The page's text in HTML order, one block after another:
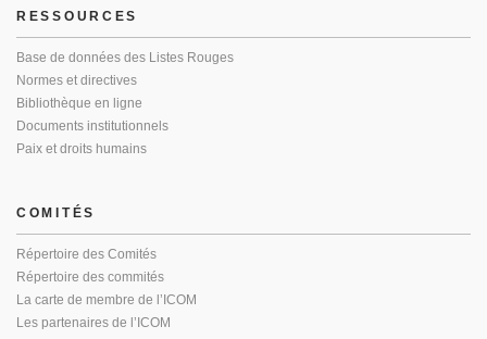
RESSOURCES
Base de données des Listes Rouges
Normes et directives
Bibliothèque en ligne
Documents institutionnels
Paix et droits humains
COMITÉS
Répertoire des Comités
Répertoire des commités
La carte de membre de l’ICOM
Les partenaires de l’ICOM